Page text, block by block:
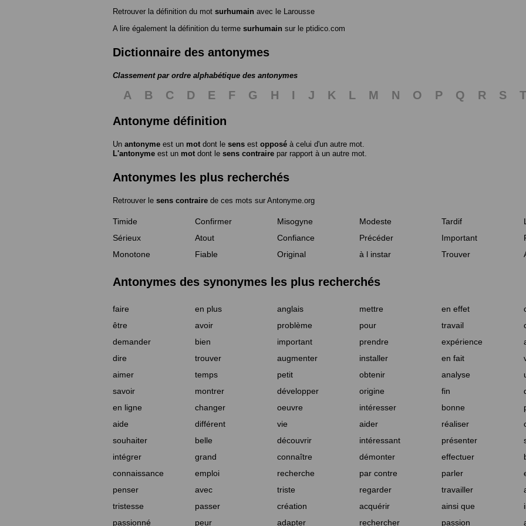
Retrouver la définition du mot surhumain avec le Larousse
A lire également la définition du terme surhumain sur le ptidico.com
Dictionnaire des antonymes
Classement par ordre alphabétique des antonymes
A B C D E F G H I J K L M N O P Q R S T
Antonyme définition
Un antonyme est un mot dont le sens est opposé à celui d'un autre mot.
L'antonyme est un mot dont le sens contraire par rapport à un autre mot.
Antonymes les plus recherchés
Retrouver le sens contraire de ces mots sur Antonyme.org
Timide Confirmer Misogyne Modeste Tardif
Sérieux
Atout Confiance Précéder Important
Monotone
Fiable Original à l instar Trouver
Antonymes des synonymes les plus recherchés
faire en plus anglais mettre en effet
être
avoir problème pour travail
demander
bien important prendre expérience
dire
trouver augmenter installer en fait
aimer
temps petit obtenir analyse
savoir
montrer développer origine fin
en ligne
changer oeuvre intéresser bonne
aide
différent vie aider réaliser
souhaiter
belle découvrir intéressant présenter
intégrer
grand connaître démonter effectuer
connaissance
emploi recherche par contre parler
penser
avec triste regarder travailler
tristesse
passer création acquérir ainsi que
passionné
peur adapter rechercher passion